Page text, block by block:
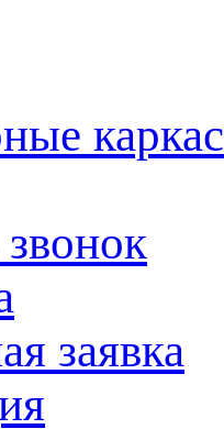
звонок
заявка